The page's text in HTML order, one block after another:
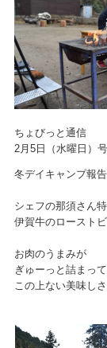
ちょびっと通信
2月5日（水曜日）
冬デイキャンプ報告
シェフの那須さん
伊賀牛のローストビ
お肉のうまみが
ぎゅーっと詰まっ
この上ない美味し